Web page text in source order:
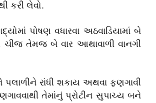
કરી લેવો.
પોષણ વધારવા અઠવાડિયામાં બે
ચીજ તેમજ બે વાર આથાવાળી વાનગી
રાંધી શકાય અથવા ફણગાવી
તેમાંનું પ્રોટીન સુપાચ્ય બને